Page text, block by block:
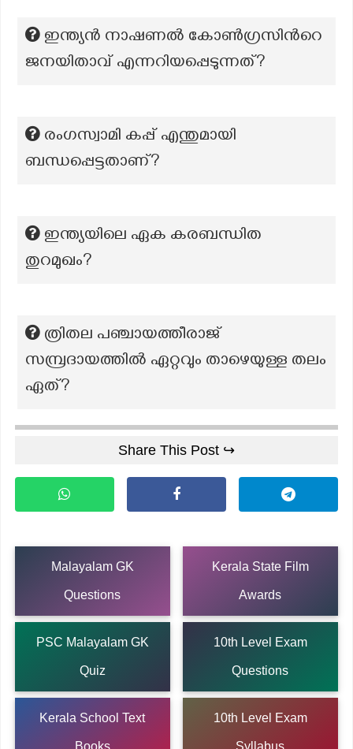
ഇന്ത്യൻ നാഷണൽ കോൺഗ്രസിൻറെ
ജനയിതാവ് എന്നറിയപ്പെടുന്നത്?
രംഗസ്വാമി കപ്പ് എന്തുമായി
ബന്ധപ്പെട്ടതാണ്?
ഇന്ത്യയിലെ ഏക കരബന്ധിത
തുറമുഖം?
ത്രിതല പഞ്ചായത്തീരാജ്
സമ്പ്രദായത്തിൽ ഏറ്റവും താഴെയുള്ള തലം
ഏത്?
Share This Post ↪
Malayalam GK
Questions
Kerala State Film
Awards
PSC Malayalam GK
Quiz
10th Level Exam
Questions
Kerala School Text
Books
10th Level Exam
Syllabus